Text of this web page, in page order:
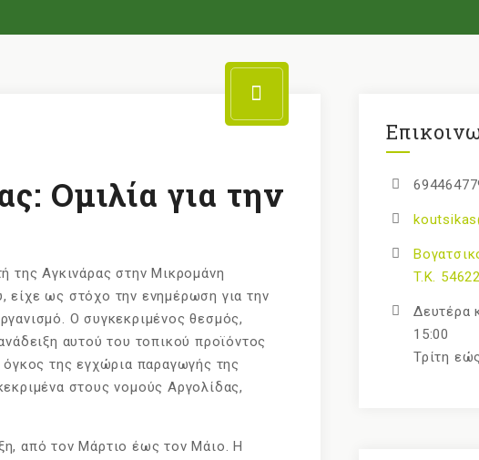
Ομιλία για την
της Αγκινάρας στην Μικρομάνη
είχε ως στόχο την ενημέρωση για την
Ο συγκεκριμένος θεσμός,
αυτού του τοπικού προϊόντος
όγκος της εγχώρια παραγωγής της
στους νομούς Αργολίδας,
από τον Μάρτιο έως τον Μάιο. Η
T.K.
Δευτέρα
15:00
Τρίτη